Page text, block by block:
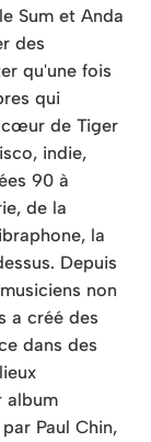
Sum et Anda
des
qu'une fois
qui
de Tiger
indie,
90 à
de la
la
Depuis
non
a créé des
dans des
album
Paul Chin,